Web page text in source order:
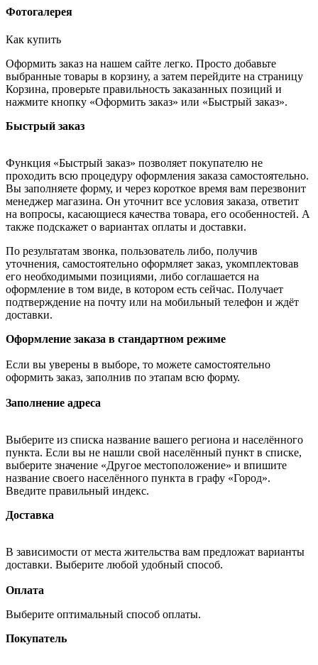
Фотогалерея
Как купить
Оформить заказ на нашем сайте легко. Просто добавьте
выбранные товары в корзину, а затем перейдите на страницу
Корзина, проверьте правильность заказанных позиций и
нажмите кнопку «Оформить заказ» или «Быстрый заказ».
Быстрый заказ
Функция «Быстрый заказ» позволяет покупателю не
проходить всю процедуру оформления заказа самостоятельно.
Вы заполняете форму, и через короткое время вам перезвонит
менеджер магазина. Он уточнит все условия заказа, ответит
на вопросы, касающиеся качества товара, его особенностей. А
также подскажет о вариантах оплаты и доставки.
По результатам звонка, пользователь либо, получив
уточнения, самостоятельно оформляет заказ, укомплектовав
его необходимыми позициями, либо соглашается на
оформление в том виде, в котором есть сейчас. Получает
подтверждение на почту или на мобильный телефон и ждёт
доставки.
Оформление заказа в стандартном режиме
Если вы уверены в выборе, то можете самостоятельно
оформить заказ, заполнив по этапам всю форму.
Заполнение адреса
Выберите из списка название вашего региона и населённого
пункта. Если вы не нашли свой населённый пункт в списке,
выберите значение «Другое местоположение» и впишите
название своего населённого пункта в графу «Город».
Введите правильный индекс.
Доставка
В зависимости от места жительства вам предложат варианты
доставки. Выберите любой удобный способ.
Оплата
Выберите оптимальный способ оплаты.
Покупатель